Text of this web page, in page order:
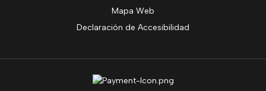
Mapa Web
Declaración de Accesibilidad